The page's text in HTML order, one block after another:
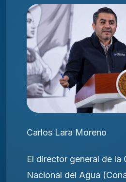
Carlos Lara Moreno
El director general de la
Nacional del Agua